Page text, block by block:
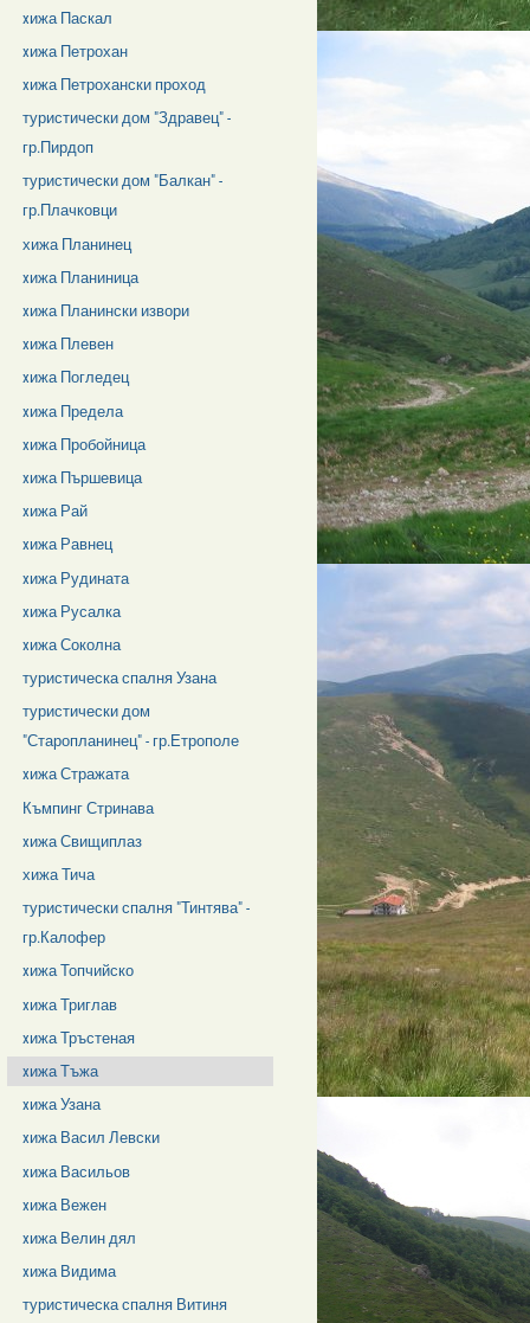
xижа Паскал
xижа Петрохан
xижа Петрохански проход
туристически дом "Здравец" -
гр.Пирдоп
туристически дом "Балкан" -
гр.Плачковци
хижа Планинец
xижа Планиница
xижа Планински извори
xижа Плевен
xижа Погледец
xижа Предела
xижа Пробойница
xижа Пършевица
xижа Рай
xижа Равнец
xижа Рудината
xижа Русалка
xижа Соколна
туристическа спалня Узана
туристически дом
"Старопланинец" - гр.Етрополе
xижа Стражата
Къмпинг Стринава
xижа Свищиплаз
хижа Тича
туристически спалня "Тинтява" -
гр.Калофер
xижа Топчийско
xижа Триглав
xижа Тръстеная
xижа Тъжа
xижа Узана
xижа Васил Левски
xижа Васильов
xижа Вежен
xижа Велин дял
xижа Видима
туристическа спалня Витиня